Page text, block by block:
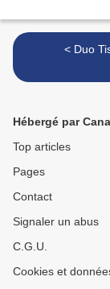
< Duo
Hébergé par
Top articles
Pages
Contact
Signaler un abus
C.G.U.
Cookies et